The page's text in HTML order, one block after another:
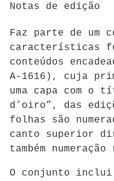
Notas de edição
Faz parte de um
características
conteúdos
A-1616) , cuja
uma capa com o
d’oiro”, das
folhas são
canto superior
também numeração
O conjunto